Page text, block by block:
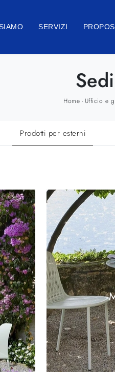
SERVIZI
Home - Ufficio e
Prodotti per esterni